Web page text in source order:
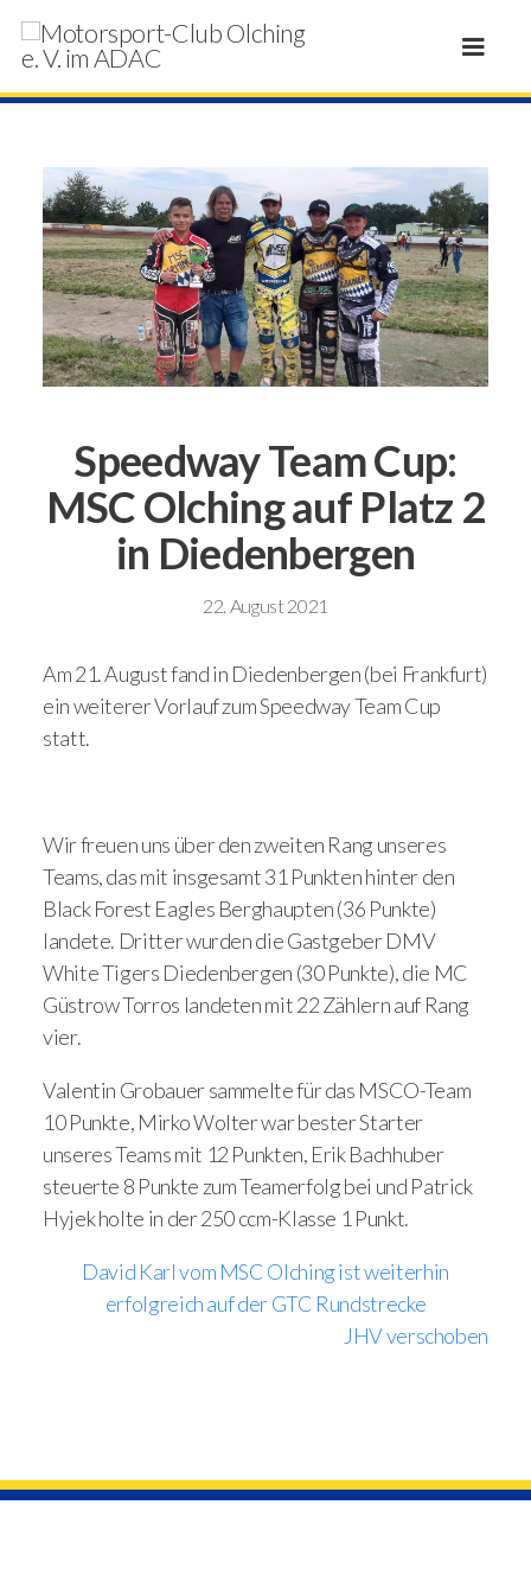
Speedway Team Cup:
MSC Olching auf Platz 2
in Diedenbergen
22. August 2021
Am 21. August fand in Diedenbergen (bei Frankfurt)
ein weiterer Vorlauf zum Speedway Team Cup
statt.
Wir freuen uns über den zweiten Rang unseres
Teams, das mit insgesamt 31 Punkten hinter den
Black Forest Eagles Berghaupten (36 Punkte)
landete. Dritter wurden die Gastgeber DMV
White Tigers Diedenbergen (30 Punkte), die MC
Güstrow Torros landeten mit 22 Zählern auf Rang
vier.
Valentin Grobauer sammelte für das MSCO-Team
10 Punkte, Mirko Wolter war bester Starter
unseres Teams mit 12 Punkten, Erik Bachhuber
steuerte 8 Punkte zum Teamerfolg bei und Patrick
Hyjek holte in der 250 ccm-Klasse 1 Punkt.
David Karl vom MSC Olching ist weiterhin
erfolgreich auf der GTC Rundstrecke
JHV verschoben